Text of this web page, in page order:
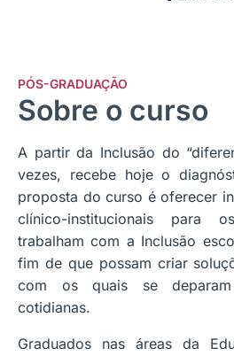
PÓS-GRADUAÇÃO
Sobre o curso
A partir da Inclusão do
vezes, recebe hoje o
proposta do curso é oferecer
clínico-institucionais para
trabalham com a Inclusão
fim de que possam criar
com os quais se
cotidianas.
Graduados nas áreas da